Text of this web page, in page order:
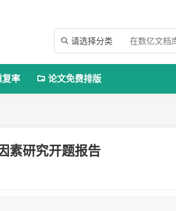
 请选择分类
复率  论文免费排版
素研究开题报告